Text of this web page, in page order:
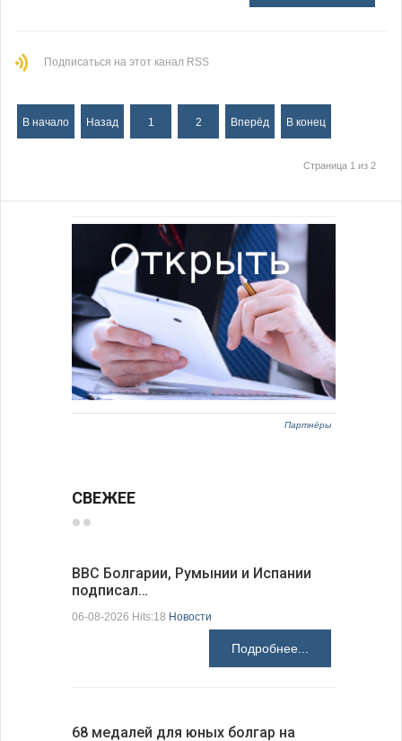
Подписаться на этот канал RSS
В начало Назад 1 2 Вперёд В конец
Страница 1 из 2
Партнёры
СВЕЖЕЕ
ВВС Болгарии, Румынии и Испании
подписал…
06-08-2026 Hits:18 Новости
Подробнее...
68 медалей для юных болгар на